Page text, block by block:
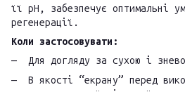
її рН, забезпечує оптимальні
регенерації.
Коли застосовувати:
Для догляду за сухою і
В якості “екрану” перед